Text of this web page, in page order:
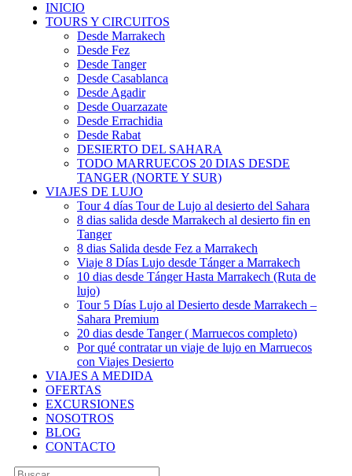
INICIO
TOURS Y CIRCUITOS
Desde Marrakech
Desde Fez
Desde Tanger
Desde Casablanca
Desde Agadir
Desde Ouarzazate
Desde Errachidia
Desde Rabat
DESIERTO DEL SAHARA
TODO MARRUECOS 20 DIAS DESDE
TANGER (NORTE Y SUR)
VIAJES DE LUJO
Tour 4 días Tour de Lujo al desierto del Sahara
8 dias salida desde Marrakech al desierto fin en
Tanger
8 dias Salida desde Fez a Marrakech
Viaje 8 Días Lujo desde Tánger a Marrakech
10 dias desde Tánger Hasta Marrakech (Ruta de
lujo)
Tour 5 Días Lujo al Desierto desde Marrakech –
Sahara Premium
20 dias desde Tanger ( Marruecos completo)
Por qué contratar un viaje de lujo en Marruecos
con Viajes Desierto
VIAJES A MEDIDA
OFERTAS
EXCURSIONES
NOSOTROS
BLOG
CONTACTO